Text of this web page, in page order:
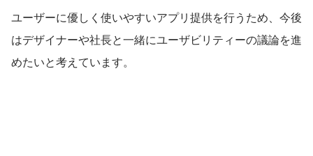
ユーザーに優しく使いやすいアプリ提供を行うため、今後
はデザイナーや社長と一緒にユーザビリティーの議論を進
めたいと考えています。